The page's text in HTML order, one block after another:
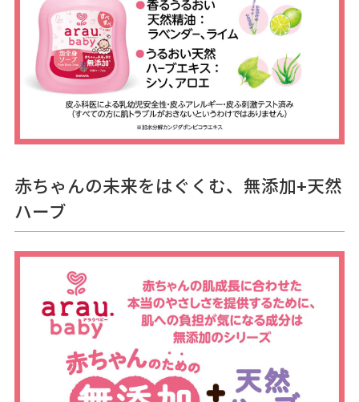
赤ちゃんの未来をはぐくむ、無添加+天然
ハーブ